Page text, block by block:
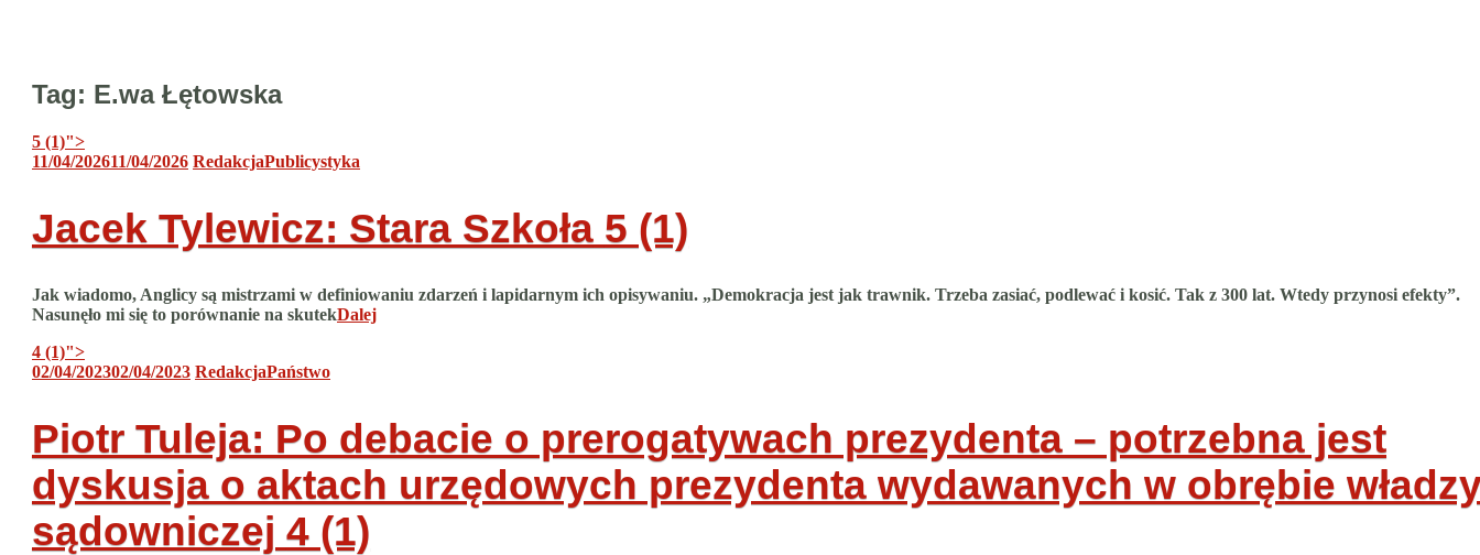
Tag: E.wa Łętowska
5 (1)">
11/04/202611/04/2026 RedakcjaPublicystyka
Jacek Tylewicz: Stara Szkoła 5 (1)
Jak wiadomo, Anglicy są mistrzami w definiowaniu zdarzeń i lapidarnym ich opisywaniu. „Demokracja jest jak trawnik. Trzeba zasiać, podlewać i kosić. Tak z 300 lat. Wtedy przynosi efekty”.
Nasunęło mi się to porównanie na skutekDalej
4 (1)">
02/04/202302/04/2023 RedakcjaPaństwo
Piotr Tuleja: Po debacie o prerogatywach prezydenta – potrzebna jest
dyskusja o aktach urzędowych prezydenta wydawanych w obrębie
sądowniczej 4 (1)